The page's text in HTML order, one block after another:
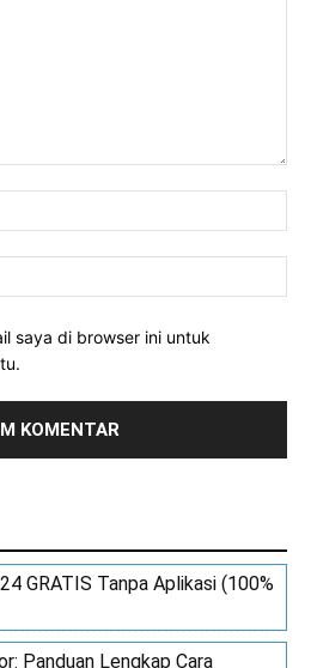
saya di browser ini untuk
GRATIS Tanpa Aplikasi (100%
Panduan Lengkap Cara